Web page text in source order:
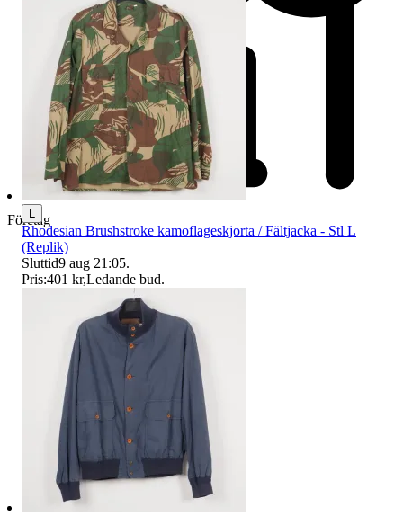
Företag
L
Rhodesian Brushstroke kamoflageskjorta / Fältjacka - Stl L
(Replik)
Sluttid9 aug 21:05.
Pris:401 kr,Ledande bud.